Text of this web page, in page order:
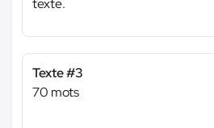
texte.
Texte #3
70 mots